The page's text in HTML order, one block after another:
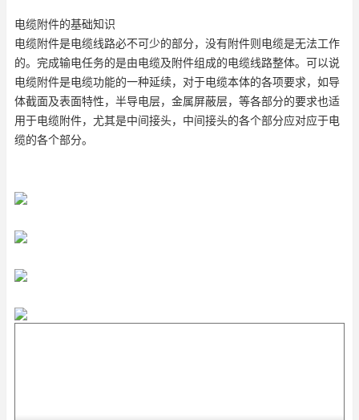
电缆附件的基础知识
电缆附件是电缆线路必不可少的部分，没有附件则电缆是无法工作
的。完成输电任务的是由电缆及附件组成的电缆线路整体。可以说
电缆附件是电缆功能的一种延续，对于电缆本体的各项要求，如导
体截面及表面特性，半导电层，金属屏蔽层，等各部分的要求也适
用于电缆附件，尤其是中间接头，中间接头的各个部分应对应于电
缆的各个部分。